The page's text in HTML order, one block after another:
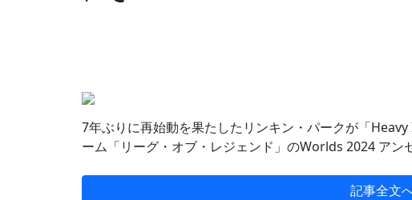
7年ぶりに再始動を果たしたリンキン・パークが「
ーム「リーグ・オブ・レジェンド」のWorlds 2024 アン
記事全文